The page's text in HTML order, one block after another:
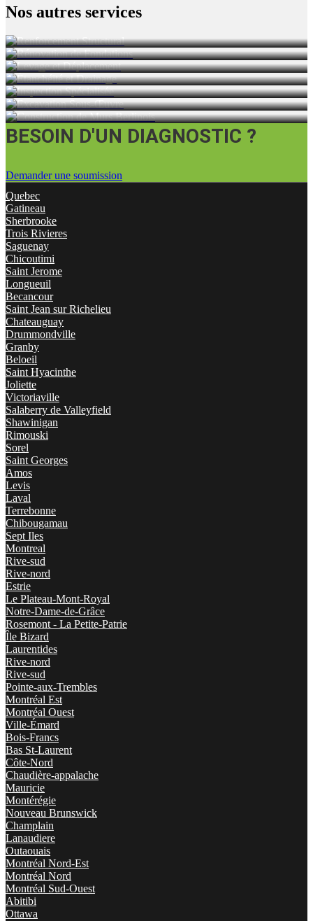
Nos autres services
REMISE À NEUF DES FONDATIONS
IMPERMÉABILISATION ET DRAINAGE
INSPECTION DE FONDATIONS
EXCAVATION DE SOUS-SOL
MURS BERLINOIS
BESOIN D'UN DIAGNOSTIC ?
Demander une soumission
Quebec
Gatineau
Sherbrooke
Trois Rivieres
Saguenay
Chicoutimi
Saint Jerome
Longueuil
Becancour
Saint Jean sur Richelieu
Chateauguay
Drummondville
Granby
Beloeil
Saint Hyacinthe
Joliette
Victoriaville
Salaberry de Valleyfield
Shawinigan
Rimouski
Sorel
Saint Georges
Amos
Levis
Laval
Terrebonne
Chibougamau
Sept Iles
Montreal
Rive-sud
Rive-nord
Estrie
Le Plateau-Mont-Royal
Notre-Dame-de-Grâce
Rosemont - La Petite-Patrie
Île Bizard
Laurentides
Rive-nord
Rive-sud
Pointe-aux-Trembles
Montréal Est
Montréal Ouest
Ville-Émard
Bois-Francs
Bas St-Laurent
Côte-Nord
Chaudière-appalache
Mauricie
Montérégie
Nouveau Brunswick
Champlain
Lanaudiere
Outaouais
Montréal Nord-Est
Montréal Nord
Montréal Sud-Ouest
Abitibi
Ottawa